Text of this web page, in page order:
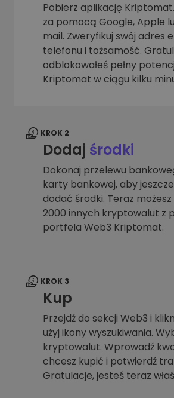
Pobierz aplikację
za pomocą Google, Apple
mail. Zweryfikuj swój adres
telefonu i tożsamość.
odblokowałeś pełny
Kriptomat w ciągu kilku
KROK 2
Dodaj środki
Dokonaj przelewu
karty bankowej, aby
dodać środki. Teraz
2000 innych kryptowalut z
portfela Web3 Kriptomat.
KROK 3
Kup
Przejdź do sekcji Web3 i
użyj ikony wyszukiwania.
kryptowalut. Wprowadź
chcesz kupić i potwierdź
Gratulacje, jesteś teraz